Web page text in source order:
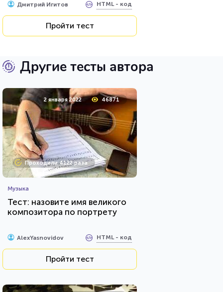
Дмитрий Игитов HTML - код
Пройти тест
Другие тесты автора
2 января 2022 46871
Проходили 4122 раза
Музыка
Тест: назовите имя великого
композитора по портрету
AlexYasnovidov HTML - код
Пройти тест